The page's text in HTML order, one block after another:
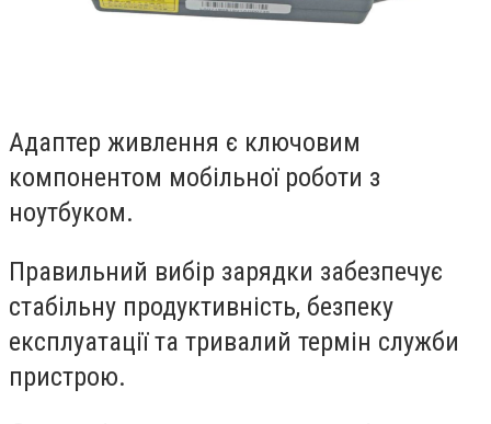
Адаптер живлення є ключовим
компонентом мобільної роботи з
ноутбуком.
Правильний вибір зарядки забезпечує
стабільну продуктивність, безпеку
експлуатації та тривалий термін служби
пристрою.